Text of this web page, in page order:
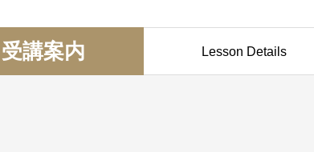
受講案内 Lesson Details